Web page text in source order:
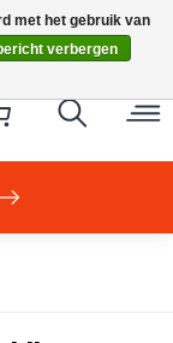
uit voorraad
met het gebruik van
verbergen